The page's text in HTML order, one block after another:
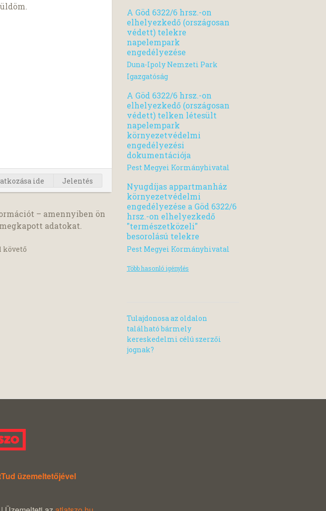
ide Jelentés
– amennyiben ön
adatokat.
követő
A Göd 6322/6 hrsz.-on
elhelyezkedő (országosan
védett) telekre
napelempark
engedélyezése
Duna-Ipoly Nemzeti Park
Igazgatóság
A Göd 6322/6 hrsz.-on
elhelyezkedő (országosan
védett) telken létesült
napelempark
környezetvédelmi
engedélyezési
dokumentációja
Pest Megyei Kormányhivatal
Nyugdíjas appartmanház
környezetvédelmi
engedélyezése a Göd 6322/6
hrsz.-on elhelyezkedő
"természetközeli"
besorolású telekre
Pest Megyei Kormányhivatal
Több hasonló igénylés
Tulajdonosa az oldalon
található bármely
kereskedelmi célú szerzői
jognak?
üzemeltetőjével